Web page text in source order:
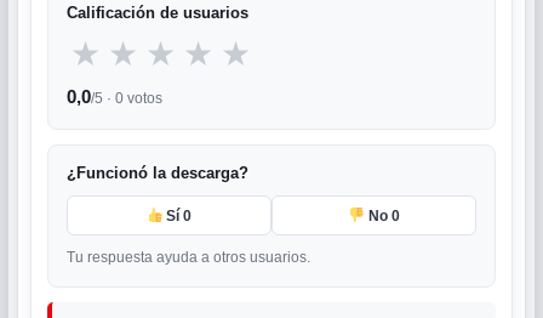
Calificación de usuarios
★ ★ ★ ★ ★
0,0/5 · 0 votos
¿Funcionó la descarga?
Sí0 No 0
Tu respuesta ayuda a otros usuarios.